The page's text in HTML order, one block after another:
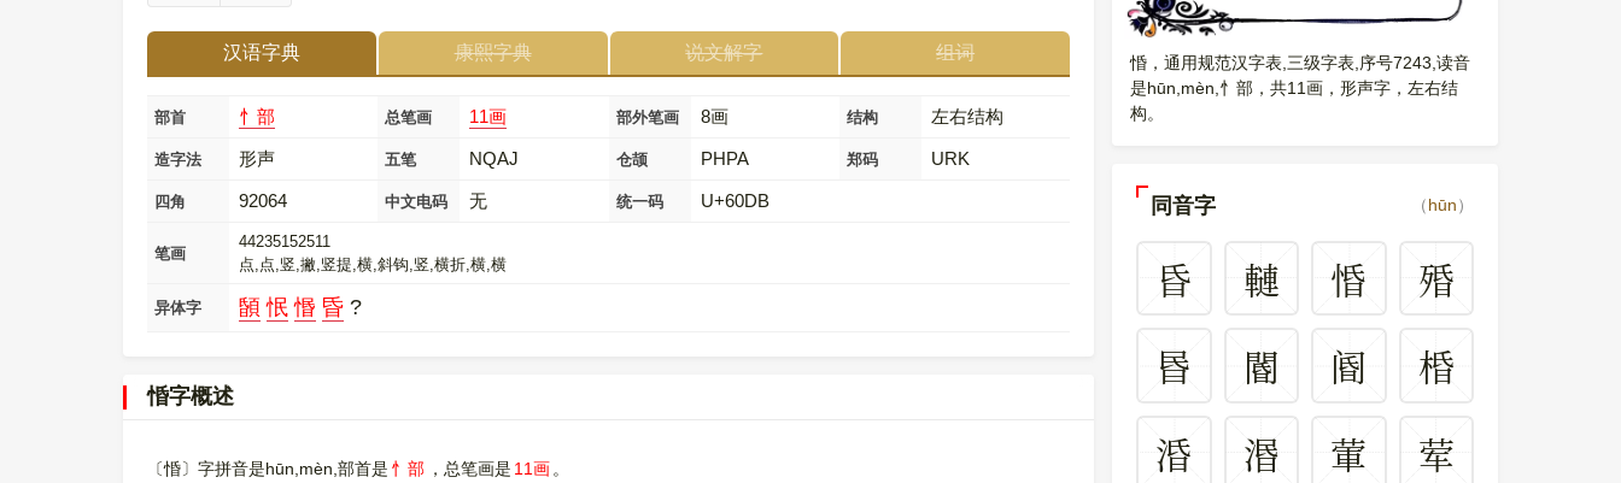
汉语字典 康熙字典 说文解字 组词
部首 忄部 总笔画 11画 部外笔画 8画 结构 左右结构
造字法 形声 五笔 NQAJ 仓颉 PHPA 郑码 URK
四角 92064 中文电码 无 统一码 U+60DB
笔画
44235152511
点,点,竖,撇,竖提,横,斜钩,竖,横折,横,横
异体字 䫒 怋 惽 昏 ?
惛字概述
〔惛〕字拼音是hūn,mèn,部首是 忄部 ，总笔画是 11画 。
惛，通用规范汉字表,三级字表,序号7243,读音
是hūn,mèn,忄部，共11画，形声字，左右结
构。
同音字 （hūn）
昏 轋 惛
殙
昬
閽 阍
棔
涽
湣 葷 荤